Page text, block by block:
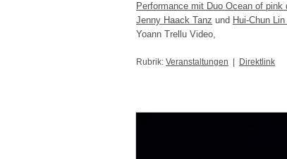
Performance mit Duo Ocean of pink
Jenny Haack Tanz und Hui-Chun
Yoann Trellu Video,
Rubrik: Veranstaltungen Direktlink